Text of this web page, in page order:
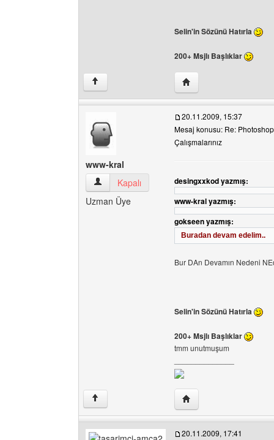
Selin'in Sözünü Hatırla
200+ Msjlı Başlıklar
↑ Yazarın web sitesini
www-kral
www-kral Kullanıcının profilini görüntüle
Kapalı
Uzman Üye
20.11.2009, 15:37
Mesaj konusu: Re:
Çalışmalarınız
desingxxkod yazmış:
www-kral yazmış:
gokseen yazmış:
Buradan devam edelim..
Bur DAn Devamın Nedeni
Selin'in Sözünü Hatırla
200+ Msjlı Başlıklar
tmm unutmuşum
↑ Yazarın web sitesini
20.11.2009, 17:41